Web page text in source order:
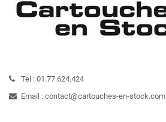
Tel : 01.77.624.424
Email : contact@cartouches-en-stock.com